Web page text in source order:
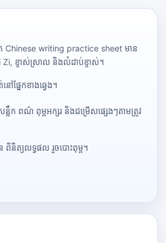
ត Chinese writing practice sheet មាន
ខ្ទាស់ស្រាល និងលំដាប់ខ្ទាស់។
ផ្នែកខាងឆ្វេង។
លឹក ពណ៌ ពុម្ពអក្សរ និងជម្រើសផ្សេងៗតាមត្រូវ
ពិនិត្យលទ្ធផល រួចបោះពុម្ព។